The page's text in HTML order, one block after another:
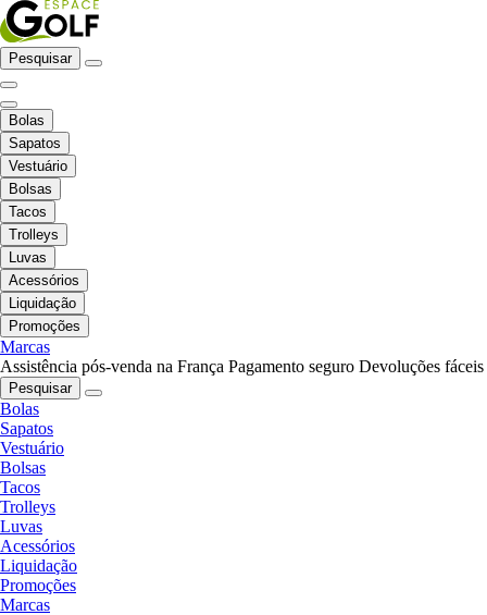
Pesquisar
Bolas
Sapatos
Vestuário
Bolsas
Tacos
Trolleys
Luvas
Acessórios
Liquidação
Promoções
Marcas
Assistência pós-venda na França Pagamento seguro Devoluções fáceis
Pesquisar
Bolas
Sapatos
Vestuário
Bolsas
Tacos
Trolleys
Luvas
Acessórios
Liquidação
Promoções
Marcas